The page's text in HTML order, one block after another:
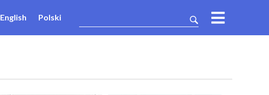
English Polski